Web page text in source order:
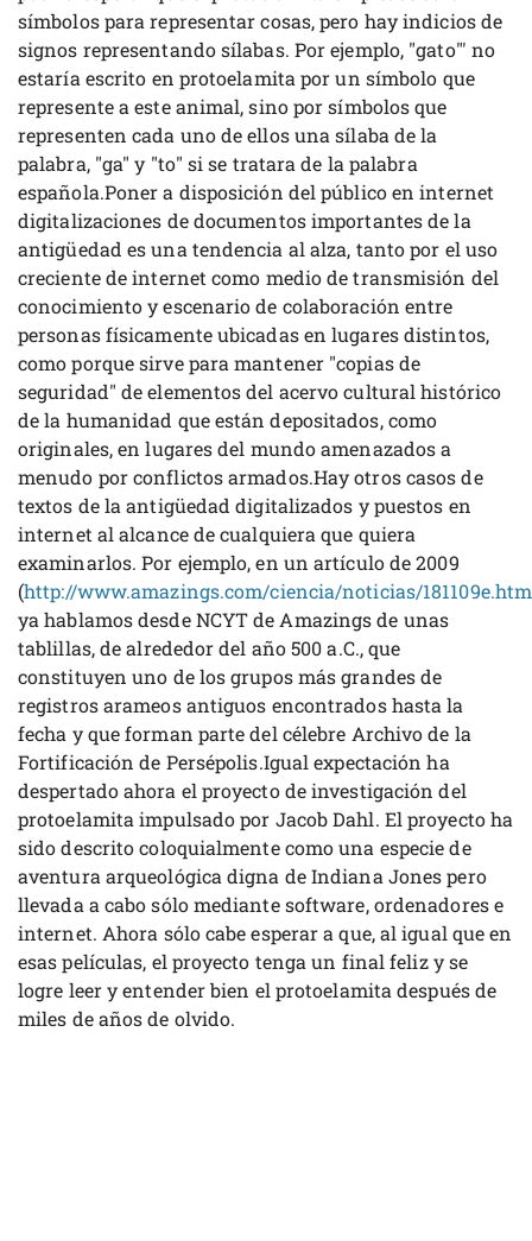
símbolos para representar cosas, pero hay indicios de
signos representando sílabas. Por ejemplo, "gato"' no
estaría escrito en protoelamita por un símbolo que
represente a este animal, sino por símbolos que
representen cada uno de ellos una sílaba de la
palabra, "ga" y "to" si se tratara de la palabra
española.Poner a disposición del público en internet
digitalizaciones de documentos importantes de la
antigüedad es una tendencia al alza, tanto por el uso
creciente de internet como medio de transmisión del
conocimiento y escenario de colaboración entre
personas físicamente ubicadas en lugares distintos,
como porque sirve para mantener "copias de
seguridad" de elementos del acervo cultural histórico
de la humanidad que están depositados, como
originales, en lugares del mundo amenazados a
menudo por conflictos armados.Hay otros casos de
textos de la antigüedad digitalizados y puestos en
internet al alcance de cualquiera que quiera
examinarlos. Por ejemplo, en un artículo de 2009
(http://www.amazings.com/ciencia/noticias/
ya hablamos desde NCYT de Amazings de unas
tablillas, de alrededor del año 500 a.C., que
constituyen uno de los grupos más grandes de
registros arameos antiguos encontrados hasta la
fecha y que forman parte del célebre Archivo de la
Fortificación de Persépolis.Igual expectación ha
despertado ahora el proyecto de investigación del
protoelamita impulsado por Jacob Dahl. El proyecto ha
sido descrito coloquialmente como una especie de
aventura arqueológica digna de Indiana Jones pero
llevada a cabo sólo mediante software, ordenadores e
internet. Ahora sólo cabe esperar a que, al igual que en
esas películas, el proyecto tenga un final feliz y se
logre leer y entender bien el protoelamita después de
miles de años de olvido.